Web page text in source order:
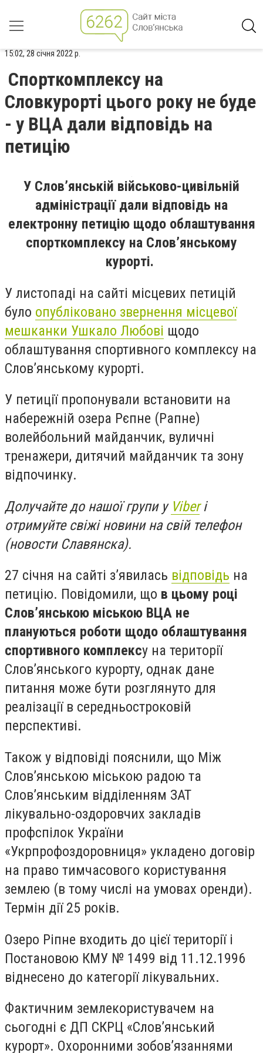
15:02, 28 січня 2022 р.
Спорткомплексу на
Словкурорті цього року не буде
- у ВЦА дали відповідь на
петицію
У Слов’янській військово-цивільній
адміністрації дали відповідь на
електронну петицію щодо облаштування
спорткомплексу на Слов’янському
курорті.
У листопаді на сайті місцевих петицій
було опубліковано звернення місцевої
мешканки Ушкало Любові щодо
облаштування спортивного комплексу на
Слов’янському курорті.
У петиції пропонували встановити на
набережній озера Рєпне (Рапне)
волейбольний майданчик, вуличні
тренажери, дитячий майданчик та зону
відпочинку.
Долучайте до нашої групи у Viberі
отримуйте свіжі новини на свій телефон
(новости Славянска).
27 січня на сайті з’явилась відповідь на
петицію. Повідомили, що в цьому році
Слов’янською міською ВЦА не
плануються роботи щодо облаштування
спортивного комплексу на території
Слов’янського курорту, однак дане
питання може бути розглянуто для
реалізації в середньостроковій
перспективі.
Також у відповіді пояснили, що Між
Слов’янською міською радою та
Слов’янським відділенням ЗАТ
лікувально-оздоровчих закладів
профспілок України
«Укрпрофоздоровниця» укладено договір
на право тимчасового користування
землею (в тому числі на умовах оренди).
Термін дії 25 років.
Озеро Ріпне входить до цієї території і
Постановою КМУ № 1499 від 11.12.1996
віднесено до категорії лікувальних.
Фактичним землекористувачем на
сьогодні є ДП СКРЦ «Слов’янський
курорт». Охоронними зобов’язаннями